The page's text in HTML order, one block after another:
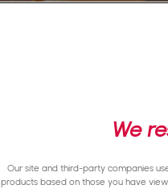
We
Our site and third-party companies
products based on those you have